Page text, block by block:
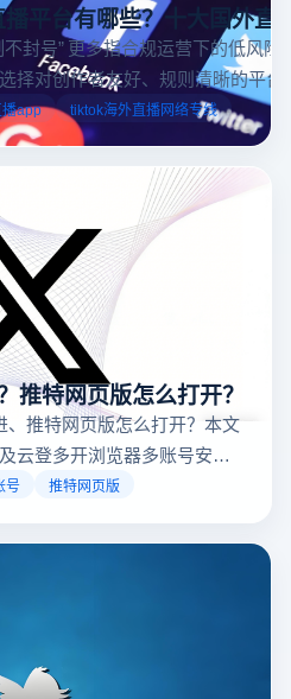
平台有哪些？十大国外直
不封号” 更多指合规运营下的低风
择对创作者友好、规则清晰的平台
低封号概率。以下推荐十大国外
的功能，详解如何安全高效运营。
app tiktok海外直播网络专线
推特网页版怎么打开？
推特网页版怎么打开？本文
云登多开浏览器多账号安全
效运营。
号 推特网页版